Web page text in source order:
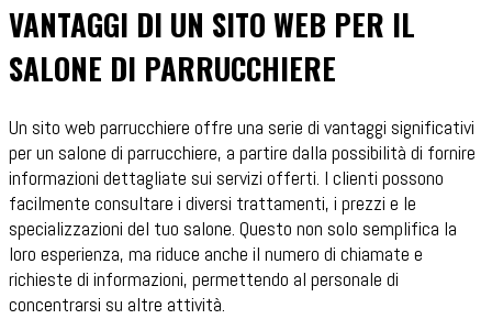
VANTAGGI DI UN SITO WEB PER IL
SALONE DI PARRUCCHIERE
Un sito web parrucchiere offre una serie di vantaggi significativi
per un salone di parrucchiere, a partire dalla possibilità di fornire
informazioni dettagliate sui servizi offerti. I clienti possono
facilmente consultare i diversi trattamenti, i prezzi e le
specializzazioni del tuo salone. Questo non solo semplifica la
loro esperienza, ma riduce anche il numero di chiamate e
richieste di informazioni, permettendo al personale di
concentrarsi su altre attività.